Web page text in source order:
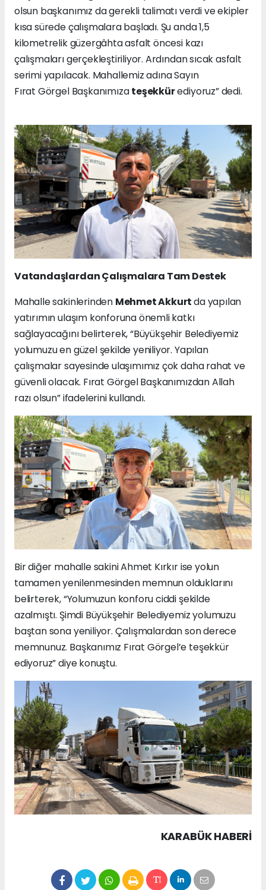
olsun başkanımız da gerekli talimatı verdi ve ekipler
kısa sürede çalışmalara başladı. Şu anda 1,5
kilometrelik güzergâhta asfalt öncesi kazı
çalışmaları gerçekleştiriliyor. Ardından sıcak asfalt
serimi yapılacak. Mahallemiz adına Sayın
Fırat Görgel Başkanımızateşekkürediyoruz” dedi.
Vatandaşlardan Çalışmalara Tam Destek
Mahalle sakinlerinden Mehmet Akkurtda yapılan
yatırımın ulaşım konforuna önemli katkı
sağlayacağını belirterek, “Büyükşehir Belediyemiz
yolumuzu en güzel şekilde yeniliyor. Yapılan
çalışmalar sayesinde ulaşımımız çok daha rahat ve
güvenli olacak. Fırat Görgel Başkanımızdan Allah
razı olsun” ifadelerini kullandı.
Bir diğer mahalle sakini Ahmet Kırkır ise yolun
tamamen yenilenmesinden memnun olduklarını
belirterek, “Yolumuzun konforu ciddi şekilde
azalmıştı. Şimdi Büyükşehir Belediyemiz yolumuzu
baştan sona yeniliyor. Çalışmalardan son derece
memnunuz. Başkanımız Fırat Görgel’e teşekkür
ediyoruz” diye konuştu.
KARABÜK HABERİ